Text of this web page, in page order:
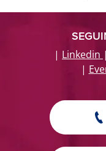
| Linkedin |
|